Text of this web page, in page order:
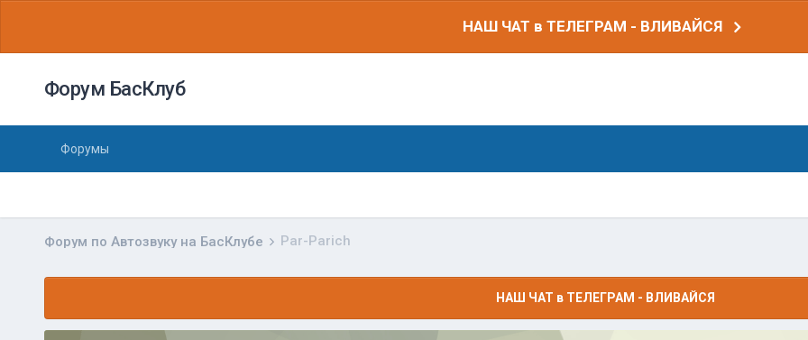
НАШ ЧАТ в ТЕЛЕГРАМ - ВЛИВАЙСЯ
Форум БасКлуб
Форумы
Форум по Автозвуку на БасКлубе Par-Parich
НАШ ЧАТ в ТЕЛЕГРАМ - ВЛИВАЙСЯ